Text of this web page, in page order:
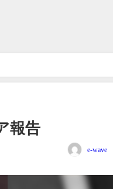
報告
e-wave